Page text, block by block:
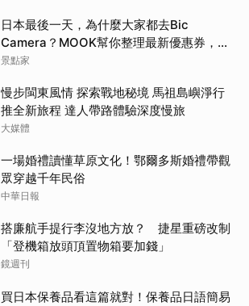
日本最後一天，為什麼大家都去Bic
Camera？MOOK幫你整理最新優惠券，行
前趕快存手機，結帳直接用，最高省10%
景點家
慢步閩東風情 探索戰地秘境 馬祖島嶼淨行
推全新旅程 達人帶路體驗深度慢旅
大媒體
一場婚禮讀懂草原文化！鄂爾多斯婚禮帶觀
眾穿越千年民俗
中華日報
搭廉航手提行李沒地方放？ 捷星重磅改制
「登機箱放頭頂置物箱要加錢」
鏡週刊
買日本保養品看這篇就對！保養品日語簡易